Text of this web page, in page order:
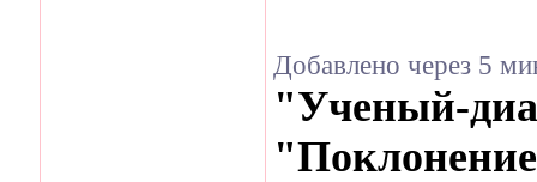
Добавлено через 5
"Ученый-